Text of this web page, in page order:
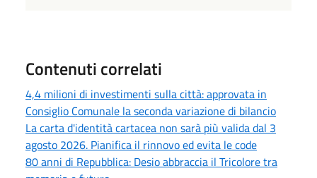
Contenuti correlati
4,4 milioni di investimenti sulla città: approvata in
Consiglio Comunale la seconda variazione di bilancio
La carta d'identità cartacea non sarà più valida dal 3
agosto 2026. Pianifica il rinnovo ed evita le code
80 anni di Repubblica: Desio abbraccia il Tricolore tra